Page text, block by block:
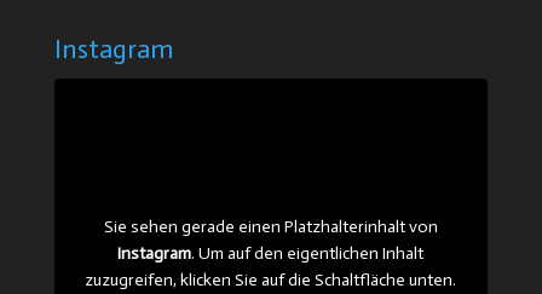
Instagram
Sie sehen gerade einen Platzhalterinhalt von
Instagram. Um auf den eigentlichen Inhalt
zuzugreifen, klicken Sie auf die Schaltfläche unten.